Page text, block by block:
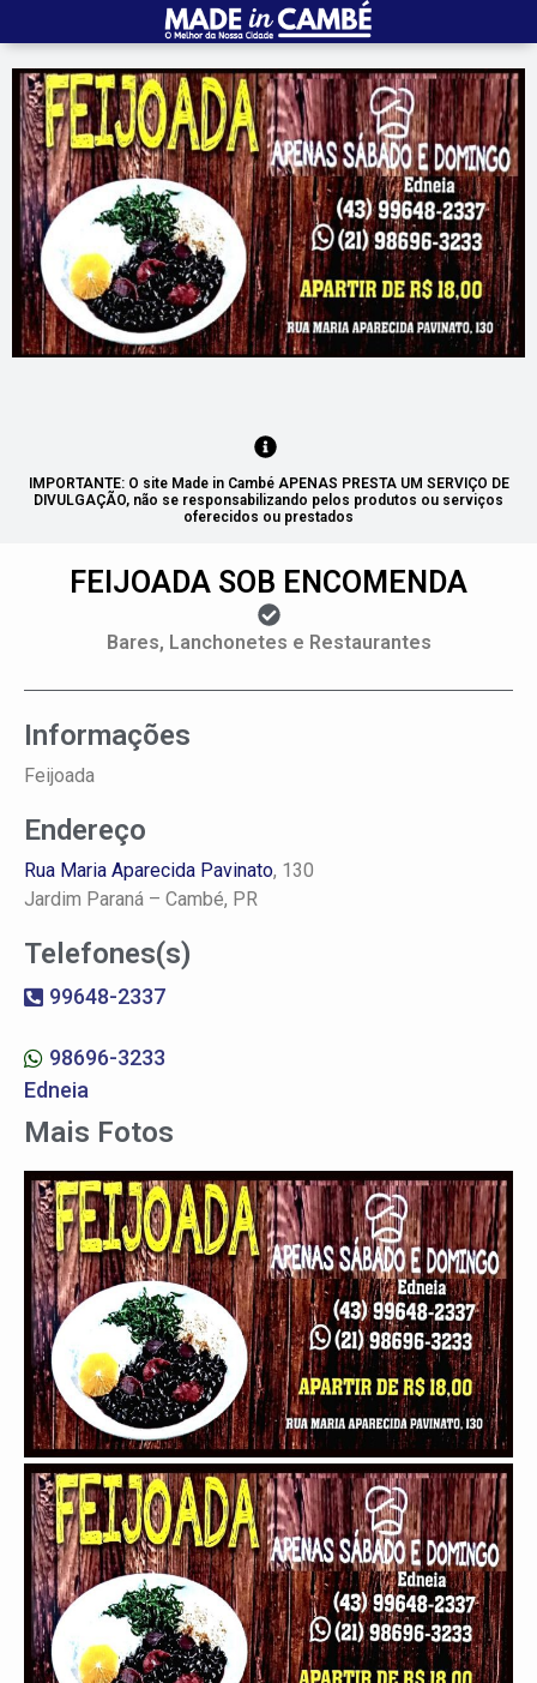
IMPORTANTE: O site Made in Cambé APENAS PRESTA UM SERVIÇO DE
DIVULGAÇÃO, não se responsabilizando pelos produtos ou serviços
oferecidos ou prestados
FEIJOADA SOB ENCOMENDA
Bares, Lanchonetes e Restaurantes
Informações
Feijoada
Endereço
Rua Maria Aparecida Pavinato, 130
Jardim Paraná – Cambé, PR
Telefones(s)
99648-2337
98696-3233
Edneia
Mais Fotos